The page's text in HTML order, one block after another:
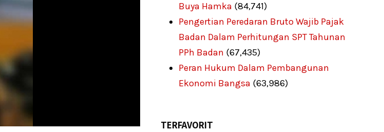
Buya Hamka (84,741)
Pengertian Peredaran Bruto Wajib Pajak
Badan Dalam Perhitungan SPT Tahunan
PPh Badan (67,435)
Peran Hukum Dalam Pembangunan
Ekonomi Bangsa (63,986)
TERFAVORIT